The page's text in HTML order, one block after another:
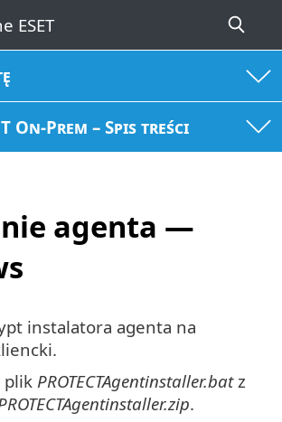
On-Prem – Spis treści
agenta —
instalatora agenta na
plik PROTECTAgentinstaller.batz
.